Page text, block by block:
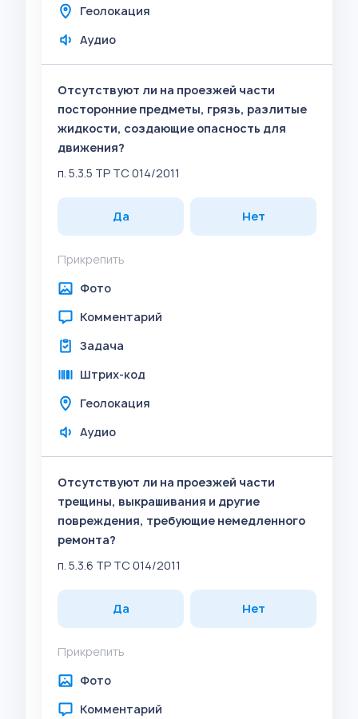
Геолокация
Аудио
Отсутствуют ли на проезжей части
посторонние предметы, грязь, разлитые
жидкости, создающие опасность для
движения?
п. 5.3.5 ТР ТС 014/2011
Да Нет
Прикрепить
Фото
Комментарий
Задача
Штрих-код
Геолокация
Аудио
Отсутствуют ли на проезжей части
трещины, выкрашивания и другие
повреждения, требующие немедленного
ремонта?
п. 5.3.6 ТР ТС 014/2011
Да Нет
Прикрепить
Фото
Комментарий